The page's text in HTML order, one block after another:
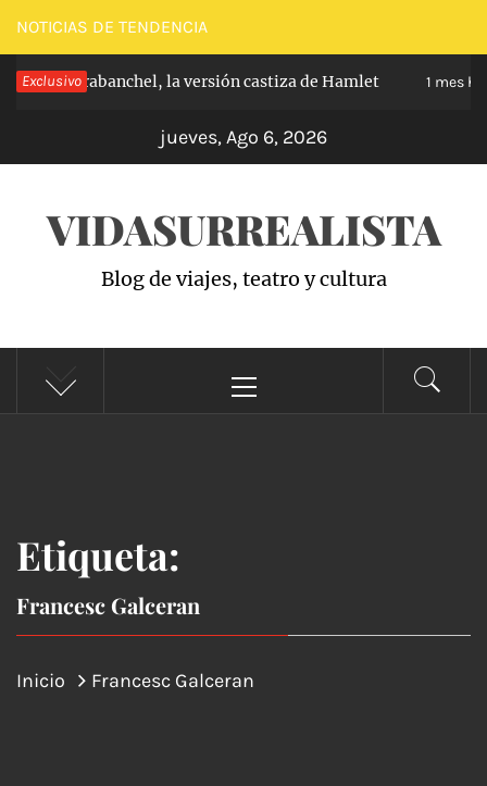
Saltar
al
contenido
NOTICIAS DE TENDENCIA
Exclusivo
de Carabanchel, la versión castiza de Hamlet 1 mes
jueves, Ago 6, 2026
VIDASURREALISTA
Blog de viajes, teatro y cultura
principal
Etiqueta:
Francesc Galceran
Inicio Francesc Galceran